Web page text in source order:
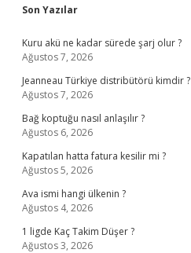
Sidebar
Son Yazılar
Kuru akü ne kadar sürede şarj olur ?
Ağustos 7, 2026
Jeanneau Türkiye distribütörü kimdir ?
Ağustos 7, 2026
Bağ koptuğu nasıl anlaşılır ?
Ağustos 6, 2026
Kapatılan hatta fatura kesilir mi ?
Ağustos 5, 2026
Ava ismi hangi ülkenin ?
Ağustos 4, 2026
1 ligde Kaç Takim Düşer ?
Ağustos 3, 2026